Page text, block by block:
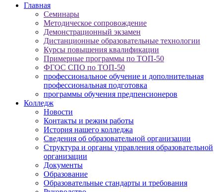
Главная
Семинары
Методическое сопровождение
Демонстрационный экзамен
Дистанционные образовательные технологии
Курсы повышения квалификации
Примерные программы по ТОП-50
ФГОС СПО по ТОП-50
профессиональное обучение и дополнительная
профессиональная подготовка
программы обучения предпенсионеров
Колледж
Новости
Контакты и режим работы
История нашего колледжа
Сведения об образовательной организации
Структура и органы управления образовательной
организации
Документы
Образование
Образовательные стандарты и требования